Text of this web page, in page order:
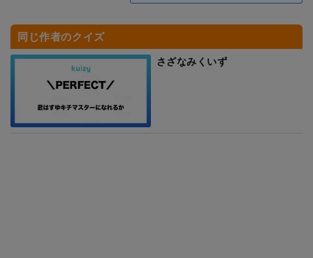
同じ作者のクイズ
さざなみくいず